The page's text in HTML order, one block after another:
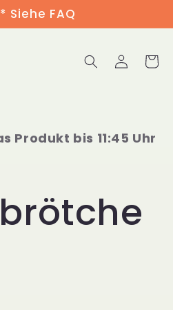
Siehe FAQ
EinloggenWarenkorb
Produkt bis 11:45 Uhr